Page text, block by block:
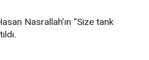
Nasrallah’ın “Size tank